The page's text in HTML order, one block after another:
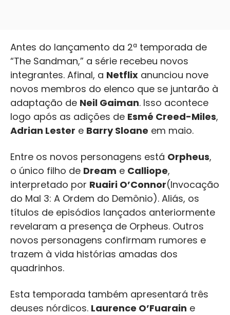
Antes do lançamento da 2ª temporada de
“The Sandman,” a série recebeu novos
integrantes. Afinal, a Netflix anunciou nove
novos membros do elenco que se juntarão à
adaptação de Neil Gaiman. Isso acontece
logo após as adições de Esmé Creed-Miles,
Adrian Lester e Barry Sloane em maio.
Entre os novos personagens está Orpheus,
o único filho de Dream e Calliope,
interpretado por Ruairi O’Connor(Invocação
do Mal 3: A Ordem do Demônio). Aliás, os
títulos de episódios lançados anteriormente
revelaram a presença de Orpheus. Outros
novos personagens confirmam rumores e
trazem à vida histórias amadas dos
quadrinhos.
Esta temporada também apresentará três
deuses nórdicos. Laurence O’Fuarain e